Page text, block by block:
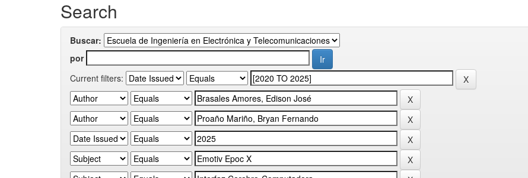
Search
Buscar:
por
Current filters: